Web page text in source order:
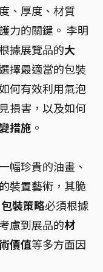
、厚度、材質
力的關鍵。 李明
據展覽品的大
擇最適當的包裝
何有效利用氣泡
損害，以及如何
措施 。
幅珍貴的油畫、
裝置藝術，其脆
包裝策略必須根據
慮到展品的材
價值等多方面因